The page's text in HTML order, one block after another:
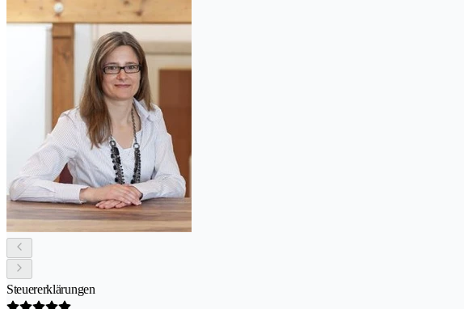
Steuererklärungen